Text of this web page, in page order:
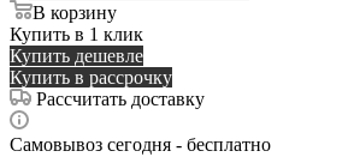
В корзину
Купить в 1 клик
Купить дешевле
Купить в рассрочку
Рассчитать доставку
Самовывоз сегодня - бесплатно